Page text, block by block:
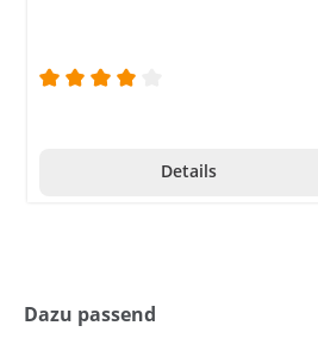
Durchschnittliche
Details
Dazu passend